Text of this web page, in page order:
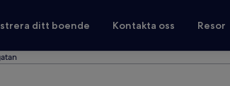
ditt boende Kontakta oss Resor